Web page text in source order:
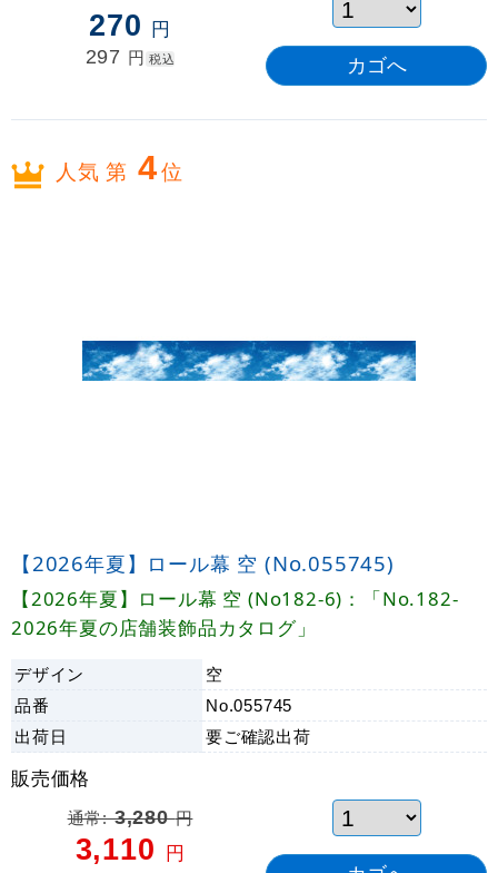
270 円
297 円 税込
人気 第 4位
【2026年夏】ロール幕 空 (No.055745)
【2026年夏】ロール幕 空 (No182-6)：「No.182-
2026年夏の店舗装飾品カタログ」
デザイン
空
品番
No.055745
出荷日 要ご確認出荷
販売価格
通常:3,280円
3,110 円